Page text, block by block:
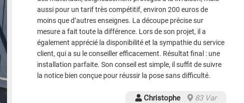
aussi pour un tarif très compétitif, environ 200 euros de
moins que d’autres enseignes. La découpe précise sur
mesure a fait toute la différence. Lors de son projet, il a
également apprécié la disponibilité et la sympathie du service
client, qui a su le conseiller efficacement. Résultat final : une
installation parfaite. Son conseil est simple, il suffit de suivre
la notice bien conçue pour réussir la pose sans difficulté.
Christophe 83 Var